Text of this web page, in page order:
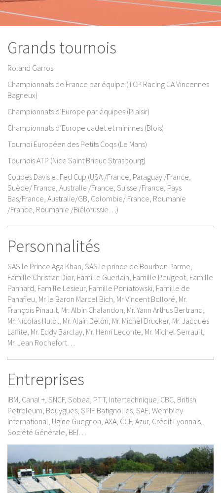
Grands tournois
Roland Garros
Championnats de France par équipe (TCP Racing CA Vincennes
Bagneux)
Championnats d’Europe par équipes (Plaisir)
Championnats d’Europe cadet et minimes (Blois)
Tournoi Européen des Petits Coqs (Le Mans)
Tournois ATP (Nice Saint Brieuc Strasbourg)
Coupes Davis et Fed Cup (USA /France, Paraguay /France,
Suède/ France, Australie /France, Suisse /France, Pays
Bas/France, Australie/GB, Colombie/ France, Roumanie
/France, Roumanie /Biélorussie…)
Personnalités
SAS le Prince Aga Khan, SAS le prince de Bourbon Parme,
Famille Christian Dior, Famille Guerlain, Famille Peugeot, Famille
Panhard, Famille Lesieur, Famille Poniatowski, Famille de
Panafieu, Mr le Baron Marcel Bich, Mr Vincent Bolloré, Mr.
François Pinault, Mr. Albin Chalandon, Mr. Yann Arthus Bertrand,
Mr. Nicolas Hulot, Mr. Alain Delon, Mr. Michel Drucker, Mr. Jacques
Laffite, Mr. Eddy Barclay, Mr. Henri Leconte, Mr. Michel Serrault,
Mr. Jean Rochefort…
Entreprises
IBM, Canal +, SNCF, Sobea, PTT, Intertechnique, CBC, British
Petroleum, Bouygues, SPIE Batignolles, SAE, Wembley
International, Ugine Guegnon, AXA, CCF, Azur, Crédit Lyonnais,
Société Générale, BEI…